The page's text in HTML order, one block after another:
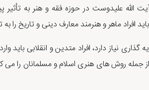
علیدوست در حوزه فقه و هنر به تأثیر
افراد ماهر و هنرمند معارف دینی و تاریخ را
گذاری نیاز دارد، افراد متدین و انقلابی باید
از جمله روش های هنری اسلام و مسلمانان را می